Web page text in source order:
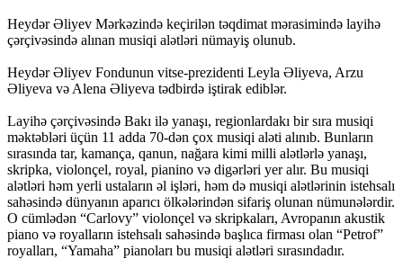
Heydər Əliyev Mərkəzində keçirilən təqdimat mərasimində layihə
çərçivəsində alınan musiqi alətləri nümayiş olunub.
Heydər Əliyev Fondunun vitse-prezidenti Leyla Əliyeva, Arzu
Əliyeva və Alena Əliyeva tədbirdə iştirak ediblər.
Layihə çərçivəsində Bakı ilə yanaşı, regionlardakı bir sıra musiqi
məktəbləri üçün 11 adda 70-dən çox musiqi aləti alınıb. Bunların
sırasında tar, kamança, qanun, nağara kimi milli alətlərlə yanaşı,
skripka, violonçel, royal, pianino və digərləri yer alır. Bu musiqi
alətləri həm yerli ustaların əl işləri, həm də musiqi alətlərinin istehsalı
sahəsində dünyanın aparıcı ölkələrindən sifariş olunan nümunələrdir.
O cümlədən “Carlovy” violonçel və skripkaları, Avropanın akustik
piano və royalların istehsalı sahəsində başlıca firması olan “Petrof”
royalları, “Yamaha” pianoları bu musiqi alətləri sırasındadır.